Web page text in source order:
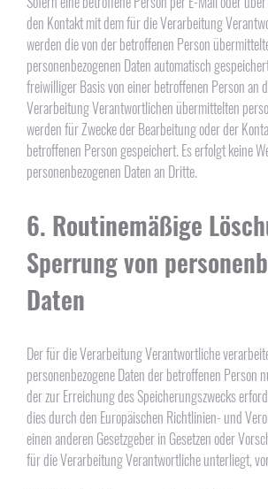
den Kontakt mit dem für die Verarbeitung
werden die von der betroffenen Person
personenbezogenen Daten automatisch
freiwilliger Basis von einer betroffenen Person an
Verarbeitung Verantwortlichen übermittelten
werden für Zwecke der Bearbeitung oder der
betroffenen Person gespeichert. Es erfolgt keine
personenbezogenen Daten an Dritte.
6. Routinemäßige
Sperrung von
Daten
Der für die Verarbeitung Verantwortliche
personenbezogene Daten der betroffenen Person
der zur Erreichung des Speicherungszwecks
dies durch den Europäischen Richtlinien- und
einen anderen Gesetzgeber in Gesetzen oder
für die Verarbeitung Verantwortliche unterliegt,